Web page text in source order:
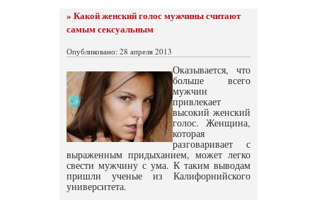
» Какой женский голос мужчины считают
самым сексуальным
Опубликовано: 28 апреля 2013
Оказывается, что
больше всего
мужчин
привлекает
высокий женский
голос. Женщина,
которая
разговаривает с
выраженным придыханием, может легко
свести мужчину с ума. К таким выводам
пришли ученые из Калифорнийского
университета.